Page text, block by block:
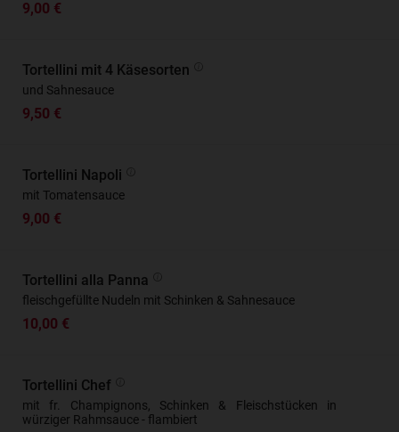
9,00 €
Tortellini mit 4 Käsesorten
und Sahnesauce
9,50 €
Tortellini Napoli
mit Tomatensauce
9,00 €
Tortellini alla Panna
fleischgefüllte Nudeln mit Schinken & Sahnesauce
10,00 €
Tortellini Chef
mit fr. Champignons, Schinken & Fleischstücken in
würziger Rahmsauce - flambiert